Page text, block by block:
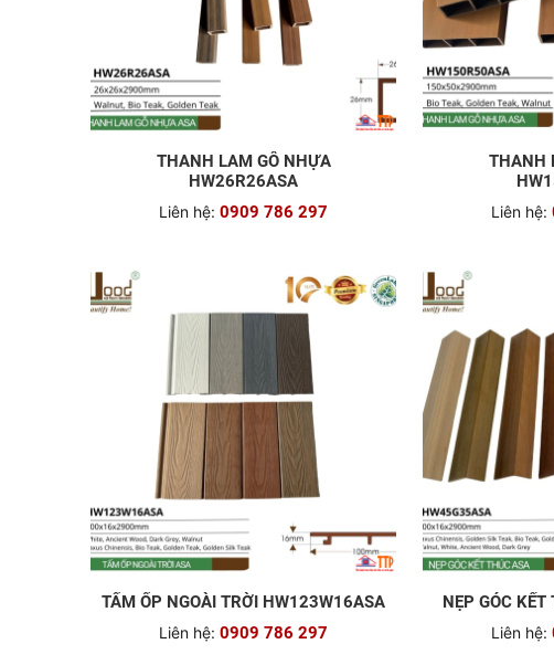
THANH LAM GỖ NHỰA
HW26R26ASA
Liên hệ: 0909 786 297
THANH
Liên hệ:
TẤM ỐP NGOÀI TRỜI HW123W16ASA
Liên hệ: 0909 786 297
NẸP GÓC
Liên hệ: